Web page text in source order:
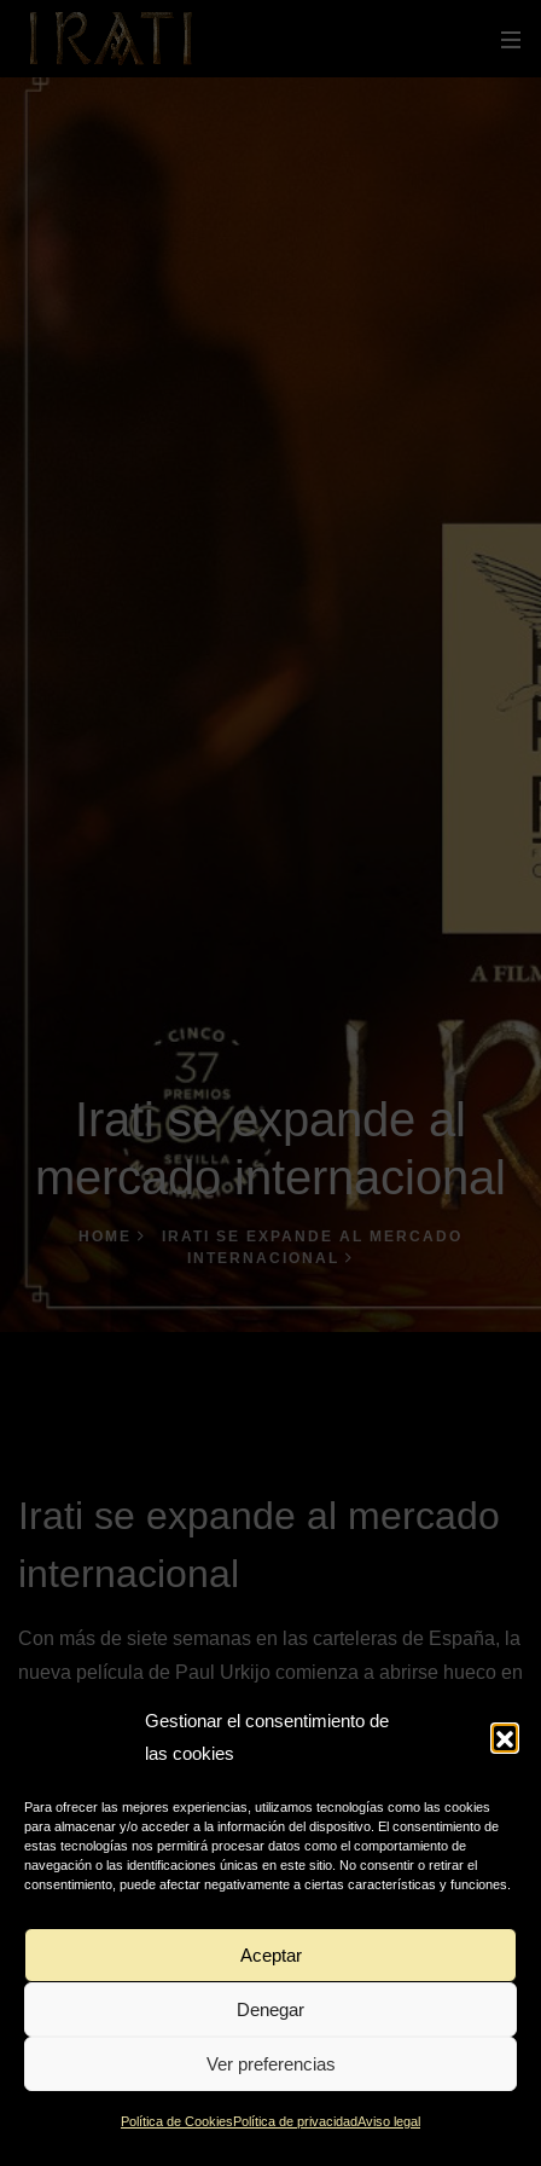
Gestionar el consentimiento de
las cookies
Para ofrecer las mejores experiencias, utilizamos tecnologías como las cookies
para almacenar y/o acceder a la información del dispositivo. El consentimiento de
estas tecnologías nos permitirá procesar datos como el comportamiento de
navegación o las identificaciones únicas en este sitio. No consentir o retirar el
consentimiento, puede afectar negativamente a ciertas características y funciones.
Aceptar
Denegar
Ver preferencias
Política de CookiesPolítica de privacidadAviso legal
Irati se expande al
mercado internacional
HOME
IRATI SE EXPANDE AL MERCADO
INTERNACIONAL
Irati se expande al mercado
internacional
Con más de siete semanas en las carteleras de España, la
nueva película de Paul Urkijo comienza a abrirse hueco en
El primero en recibirla fue el Fright Fest en Glasgow,
Unido.
Durante este mes de abril, está confirmada la proyección